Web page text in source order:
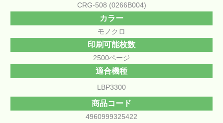
CRG-508 (0266B004)
カラー
モノクロ
印刷可能枚数
2500ページ
適合機種
LBP3300
商品コード
4960999325422